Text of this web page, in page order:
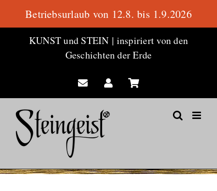
KUNST und STEIN | inspiriert von den
Geschichten der Erde
Betriebsurlaub von 12.8. bis 1.9.2026